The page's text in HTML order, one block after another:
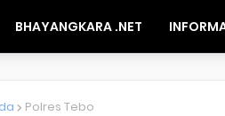
BHAYANGKARA .NET
Polres Tebo